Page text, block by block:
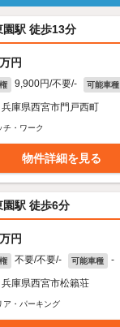
園駅 徒歩13分
万円
9,900円/不要/- 可能車種
兵庫県西宮市門戸西町
チ・ワーク
物件詳細を見る
園駅 徒歩6分
万円
不要/不要/- 可能車種 -
兵庫県西宮市松籟荘
ア・パーキング